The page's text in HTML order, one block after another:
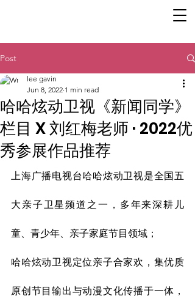
Post
哈哈炫动卫视《新闻同学》
栏目 X 刘红梅老师 · 2022优
秀参展作品推荐
lee gavin
Jun 8, 2022 1 min read
上海广播电视台哈哈炫动卫视是全国五
大亲子卫星频道之一，多年来深耕儿
童、青少年、亲子家庭节目领域；
哈哈炫动卫视定位亲子合家欢，集优质
原创节目输出与动漫文化传播于一体，